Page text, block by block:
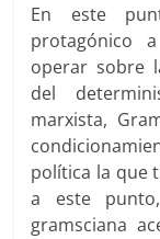
En este
protagónico
operar sobre
del
marxista,
política la que
a este
gramsciana